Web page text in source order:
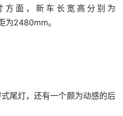
方面，新车长宽高分别为
2480mm。
尾灯，还有一个颇为动感的后